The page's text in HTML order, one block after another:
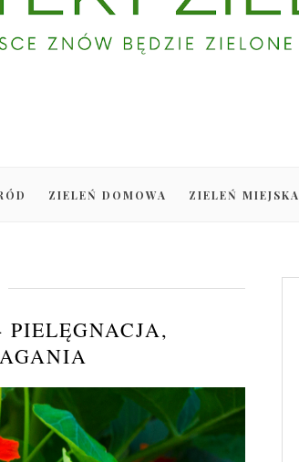
ZIELEŃ DOMOWA ZIELEŃ MIEJSKA
PIELĘGNACJA,